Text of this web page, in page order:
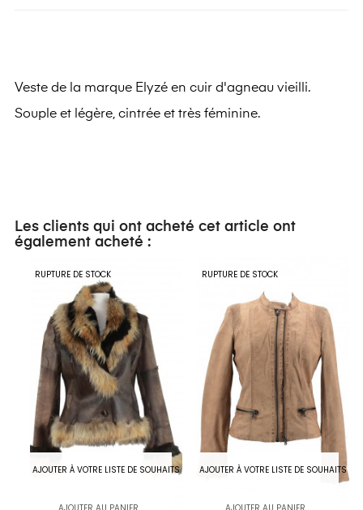
Veste de la marque Elyzé en cuir d'agneau vieilli.
Souple et légère, cintrée et très féminine.
Les clients qui ont acheté cet article ont
également acheté :
RUPTURE DE STOCK
AJOUTER À VOTRE LISTE DE SOUHAITS
RUPTURE DE STOCK
AJOUTER À VOTRE LISTE DE SOUHAITS